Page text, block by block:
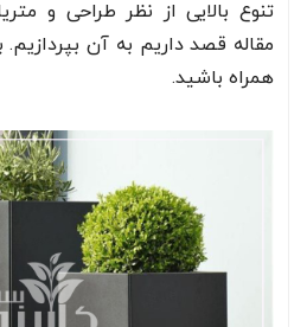
تنوع بالایی از نظر طراحی و
مقاله قصد داریم به آن بپردازیم.
همراه باشید.